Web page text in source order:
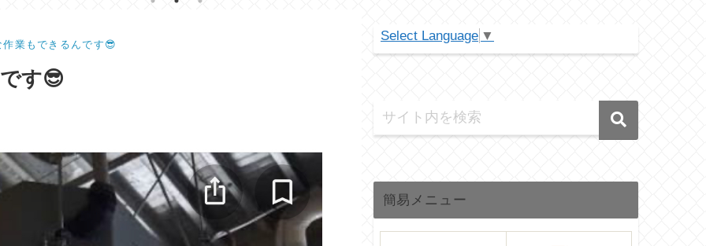
作業もできるんです😎
す😎
Select Language ▼
簡易メニュー